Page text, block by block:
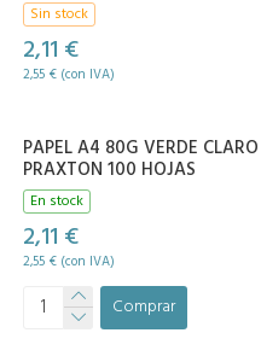
Sin stock
2,11 €
2,55 € (con IVA)
PAPEL A4 80G VERDE CLARO
PRAXTON 100 HOJAS
En stock
2,11 €
2,55 € (con IVA)
Comprar